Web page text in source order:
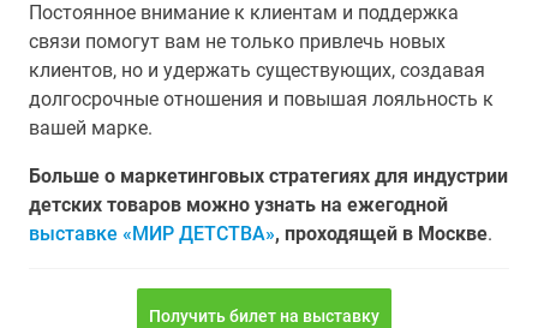
Постоянное внимание к клиентам и поддержка
связи помогут вам не только привлечь новых
клиентов, но и удержать существующих, создавая
долгосрочные отношения и повышая лояльность к
вашей марке.
Больше о маркетинговых стратегиях для индустрии
детских товаров можно узнать на ежегодной
выставке «МИР ДЕТСТВА», проходящей в Москве.
Получить билет на выставку